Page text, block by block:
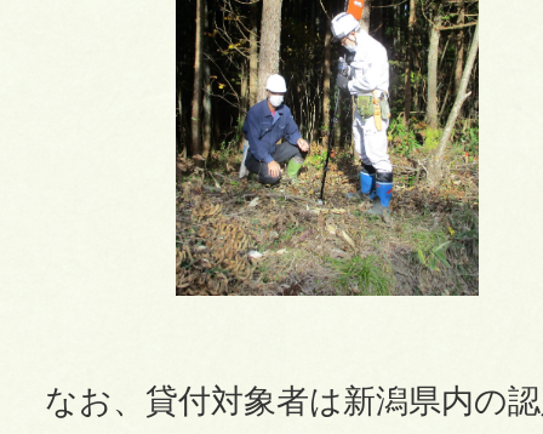
なお、貸付対象者は新潟県内の